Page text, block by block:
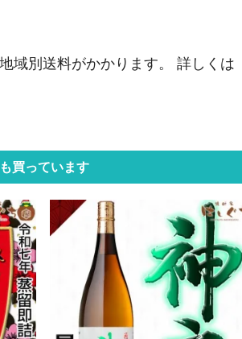
域別送料がかかります。 詳しくは
買っています